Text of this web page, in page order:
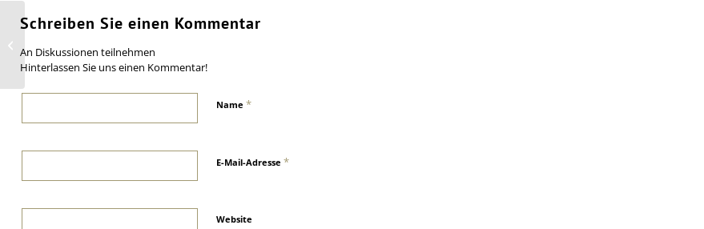
Schreiben Sie einen Kommentar
An Diskussionen teilnehmen
Hinterlassen Sie uns einen Kommentar!
Name *
E-Mail-Adresse *
Website
Universalsensor
neuen Typen